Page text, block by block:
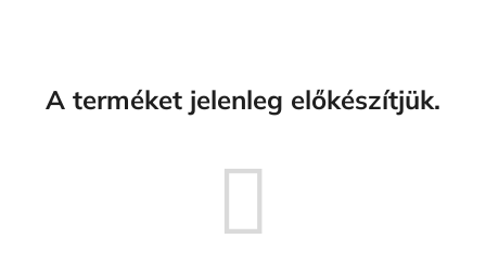
A terméket jelenleg előkészítjük.